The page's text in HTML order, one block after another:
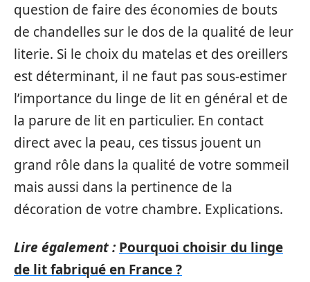
question de faire des économies de bouts
de chandelles sur le dos de la qualité de leur
literie. Si le choix du matelas et des oreillers
est déterminant, il ne faut pas sous-estimer
l’importance du linge de lit en général et de
la parure de lit en particulier. En contact
direct avec la peau, ces tissus jouent un
grand rôle dans la qualité de votre sommeil
mais aussi dans la pertinence de la
décoration de votre chambre. Explications.
Lire également : Pourquoi choisir du linge
de lit fabriqué en France ?